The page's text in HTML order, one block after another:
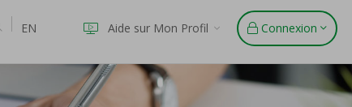
EN Aide sur Mon Profil Connexion